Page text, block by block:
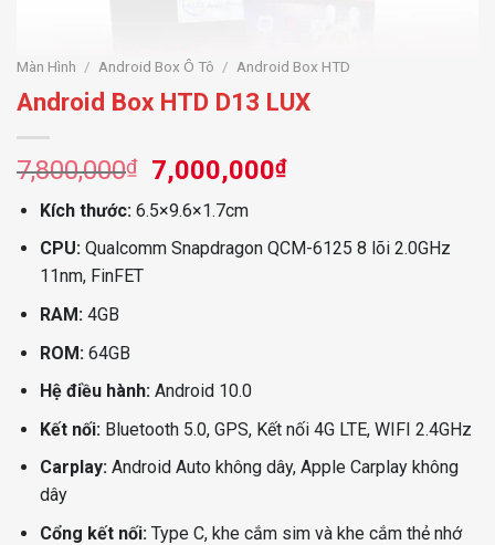
Màn Hình / Android Box Ô Tô / Android Box HTD
Android Box HTD D13 LUX
7,800,000₫
Giá
gốc
là:
7,800,000₫.
7,000,000₫Giá
là:
Kích thước:6.5×9.6×1.7cm
CPU:Qualcomm Snapdragon QCM-6125 8 lõi 2.0GHz
11nm, FinFET
RAM:4GB
ROM:64GB
Hệ điều hành:Android 10.0
Kết nối:Bluetooth 5.0, GPS, Kết nối 4G LTE, WIFI 2.4GHz
Carplay:Android Auto không dây, Apple Carplay không
dây
Cổng kết nối:Type C, khe cắm sim và khe cắm thẻ nhớ